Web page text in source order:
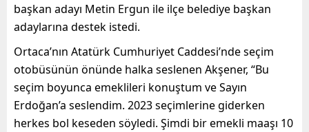
başkan adayı Metin Ergun ile ilçe belediye başkan
adaylarına destek istedi.
Ortaca’nın Atatürk Cumhuriyet Caddesi’nde seçim
otobüsünün önünde halka seslenen Akşener, “Bu
seçim boyunca emeklileri konuştum ve Sayın
Erdoğan’a seslendim. 2023 seçimlerine giderken
herkes bol keseden söyledi. Şimdi bir emekli maaşı 10